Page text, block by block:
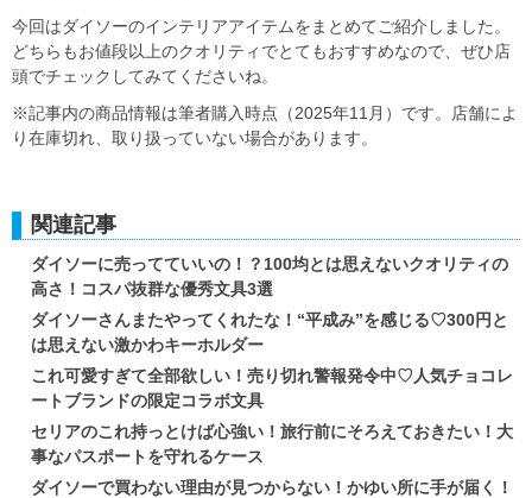
今回はダイソーのインテリアアイテムをまとめてご紹介しました。
どちらもお値段以上のクオリティでとてもおすすめなので、ぜひ店
頭でチェックしてみてくださいね。
※記事内の商品情報は筆者購入時点（2025年11月）です。店舗によ
り在庫切れ、取り扱っていない場合があります。
関連記事
ダイソーに売ってていいの！？100均とは思えないクオリティの
高さ！コスパ抜群な優秀文具3選
ダイソーさんまたやってくれたな！“平成み”を感じる♡300円と
は思えない激かわキーホルダー
これ可愛すぎて全部欲しい！売り切れ警報発令中♡人気チョコレ
ートブランドの限定コラボ文具
セリアのこれ持っとけば心強い！旅行前にそろえておきたい！大
事なパスポートを守れるケース
ダイソーで買わない理由が見つからない！かゆい所に手が届く！